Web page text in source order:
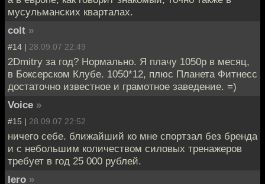
мусульманских кварталах.
colt »
#14 | 28.09.07 22:49
2Dmitry за год? Нормально. Я плачу 1050р в месяц,
в Боксерском Клубе. 1050*12, плюс Планета Фитнесс
достаточно известное и грамотное заведение. =)
Voice »
#15 | 28.09.07 22:52
ничего себе. ближайший ко мне спортзал без бренда
и с небольшим количеством силовых тренажеров
требует в год 25 000 рублей.
Iero »